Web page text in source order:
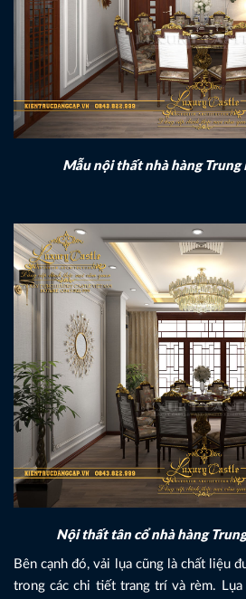
Mẫu nội thất nhà hàng Trung
Nội thất tân cổ nhà hàng
Bên cạnh đó, vải lụa cũng là chất liệu
trong các chi tiết trang trí và rèm.